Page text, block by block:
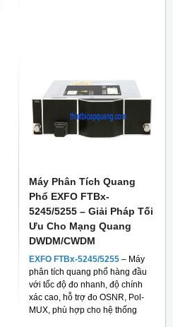
Máy Phân Tích Quang
Phổ EXFO FTBx-
5245/5255 – Giải Pháp Tối
Ưu Cho Mạng Quang
DWDM/CWDM
EXFO FTBx-5245/5255 – Máy
phân tích quang phổ hàng đầu
với tốc độ đo nhanh, độ chính
xác cao, hỗ trợ đo OSNR, Pol-
MUX, phù hợp cho hệ thống